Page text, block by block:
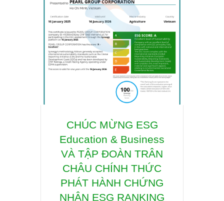
CHÚC MỪNG ESG
Education & Business
VÀ TẬP ĐOÀN TRÂN
CHÂU CHÍNH THỨC
PHÁT HÀNH CHỨNG
NHẬN ESG RANKING
Hội Thảo : XÂY DỰNG
CHUYỂN ĐỔI XANH,
TỐI ƯU NĂNG LƯỢNG
& PHÁT THẢI CARBON
THẤP VỚI HỆ THỐNG
IoT và Hạ Tầng Data